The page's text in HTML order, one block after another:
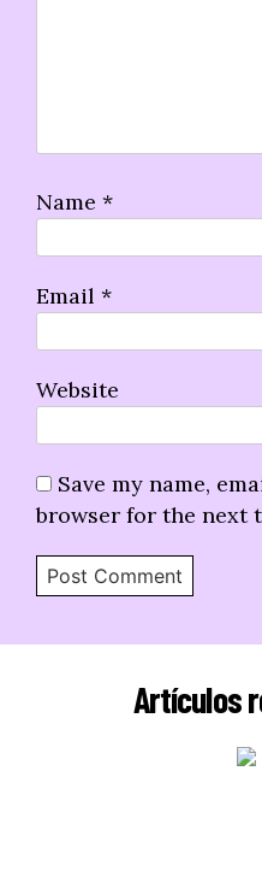
Name *
Email *
Website
Save my name,
browser for the next
Artículos